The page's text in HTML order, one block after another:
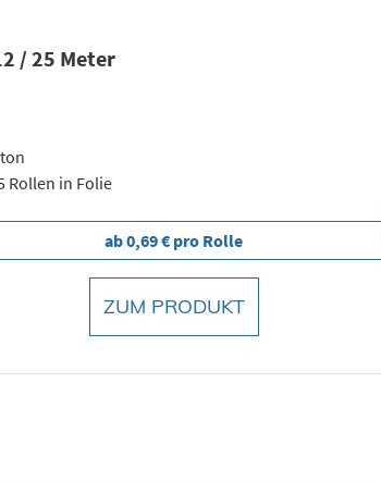
/ 25 Meter
Rollen in Folie
ab 0,69 € pro Rolle
ZUM PRODUKT